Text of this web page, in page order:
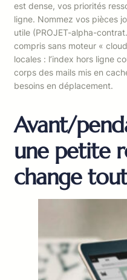
est dense, vos priorités
ligne. Nommez vos pièces
utile (PROJET-alpha-
compris sans moteur «
locales : l’index hors ligne
corps des mails mis en
besoins en déplacement.
Avant/
une petite
change tout